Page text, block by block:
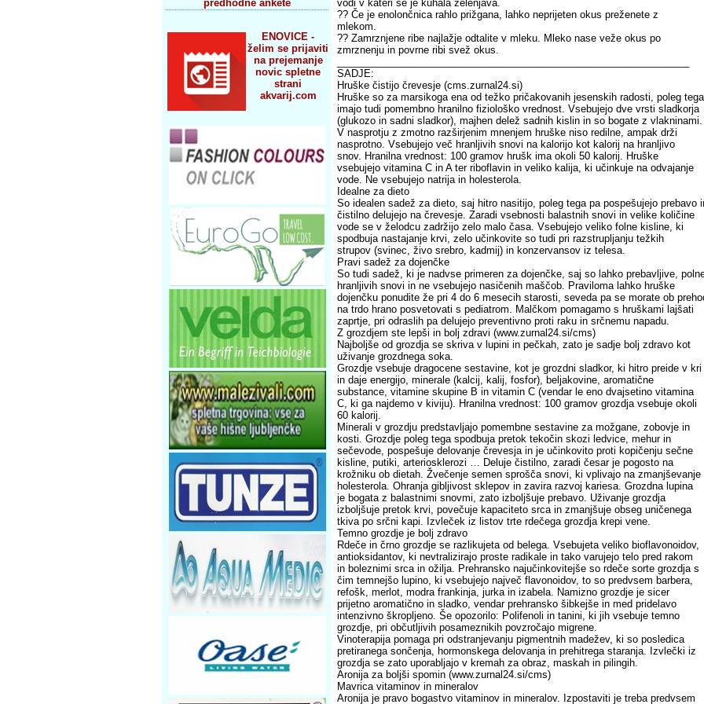
predhodne ankete
ENOVICE -
želim se prijaviti
na prejemanje
novic spletne
strani
akvarij.com
vodi v kateri se je kuhala zelenjava.
?? Če je enolončnica rahlo prižgana, lahko neprijeten okus preženete z
mlekom.
?? Zamrznjene ribe najlažje odtalite v mleku. Mleko nase veže okus po
zmrznenju in povrne ribi svež okus.
SADJE:
Hruške čistijo črevesje (cms.zurnal24.si)
Hruške so za marsikoga ena od težko pričakovanih jesenskih radosti, poleg tega
imajo tudi pomembno hranilno fiziološko vrednost. Vsebujejo dve vrsti sladkorja
(glukozo in sadni sladkor), majhen delež sadnih kislin in so bogate z vlakninami.
V nasprotju z zmotno razširjenim mnenjem hruške niso redilne, ampak drži
nasprotno. Vsebujejo več hranljivih snovi na kalorijo kot kalorij na hranljivo
snov. Hranilna vrednost: 100 gramov hrušk ima okoli 50 kalorij. Hruške
vsebujejo vitamina C in A ter riboflavin in veliko kalija, ki učinkuje na odvajanje
vode. Ne vsebujejo natrija in holesterola.
Idealne za dieto
So idealen sadež za dieto, saj hitro nasitijo, poleg tega pa pospešujejo prebavo
čistilno delujejo na črevesje. Zaradi vsebnosti balastnih snovi in velike količine
vode se v želodcu zadržijo zelo malo časa. Vsebujejo veliko folne kisline, ki
spodbuja nastajanje krvi, zelo učinkovite so tudi pri razstrupljanju težkih
strupov (svinec, živo srebro, kadmij) in konzervansov iz telesa.
Pravi sadež za dojenčke
So tudi sadež, ki je nadvse primeren za dojenčke, saj so lahko prebavljive,
hranljivih snovi in ne vsebujejo nasičenih maščob. Praviloma lahko hruške
dojenčku ponudite že pri 4 do 6 mesecih starosti, seveda pa se morate ob
na trdo hrano posvetovati s pediatrom. Malčkom pomagamo s hruškami lajšati
zaprtje, pri odraslih pa delujejo preventivno proti raku in srčnemu napadu.
Z grozdjem ste lepši in bolj zdravi (www.zurnal24.si/cms)
Najboljše od grozdja se skriva v lupini in pečkah, zato je sadje bolj zdravo kot
uživanje grozdnega soka.
Grozdje vsebuje dragocene sestavine, kot je grozdni sladkor, ki hitro preide v kri
in daje energijo, minerale (kalcij, kalij, fosfor), beljakovine, aromatične
substance, vitamine skupine B in vitamin C (vendar le eno dvajsetino vitamina
C, ki ga najdemo v kiviju). Hranilna vrednost: 100 gramov grozdja vsebuje okoli
60 kalorij.
Minerali v grozdju predstavljajo pomembne sestavine za možgane, zobovje in
kosti. Grozdje poleg tega spodbuja pretok tekočin skozi ledvice, mehur in
sečevode, pospešuje delovanje črevesja in je učinkovito proti kopičenju sečne
kisline, putiki, arteriosklerozi … Deluje čistilno, zaradi česar je pogosto na
krožniku ob dietah. Žvečenje semen sprošča snovi, ki vplivajo na zmanjševanje
holesterola. Ohranja gibljivost sklepov in zavira razvoj kariesa. Grozdna lupina
je bogata z balastnimi snovmi, zato izboljšuje prebavo. Uživanje grozdja
izboljšuje pretok krvi, povečuje kapaciteto srca in zmanjšuje obseg uničenega
tkiva po srčni kapi. Izvleček iz listov trte rdečega grozdja krepi vene.
Temno grozdje je bolj zdravo
Rdeče in črno grozdje se razlikujeta od belega. Vsebujeta veliko bioflavonoidov,
antioksidantov, ki nevtralizirajo proste radikale in tako varujejo telo pred rakom
in boleznimi srca in ožilja. Prehransko najučinkovitejše so rdeče sorte grozdja s
čim temnejšo lupino, ki vsebujejo največ flavonoidov, to so predvsem barbera,
refošk, merlot, modra frankinja, jurka in izabela. Namizno grozdje je sicer
prijetno aromatično in sladko, vendar prehransko šibkejše in med pridelavo
intenzivno škropljeno. Še opozorilo: Polifenoli in tanini, ki jih vsebuje temno
grozdje, pri občutljivih posameznikih povzročajo migrene.
Vinoterapija pomaga pri odstranjevanju pigmentnih madežev, ki so posledica
pretiranega sončenja, hormonskega delovanja in prehitrega staranja. Izvlečki iz
grozdja se zato uporabljajo v kremah za obraz, maskah in pilingih.
Aronija za boljši spomin (www.zurnal24.si/cms)
Mavrica vitaminov in mineralov
Aronija je pravo bogastvo vitaminov in mineralov. Izpostaviti je treba predvsem